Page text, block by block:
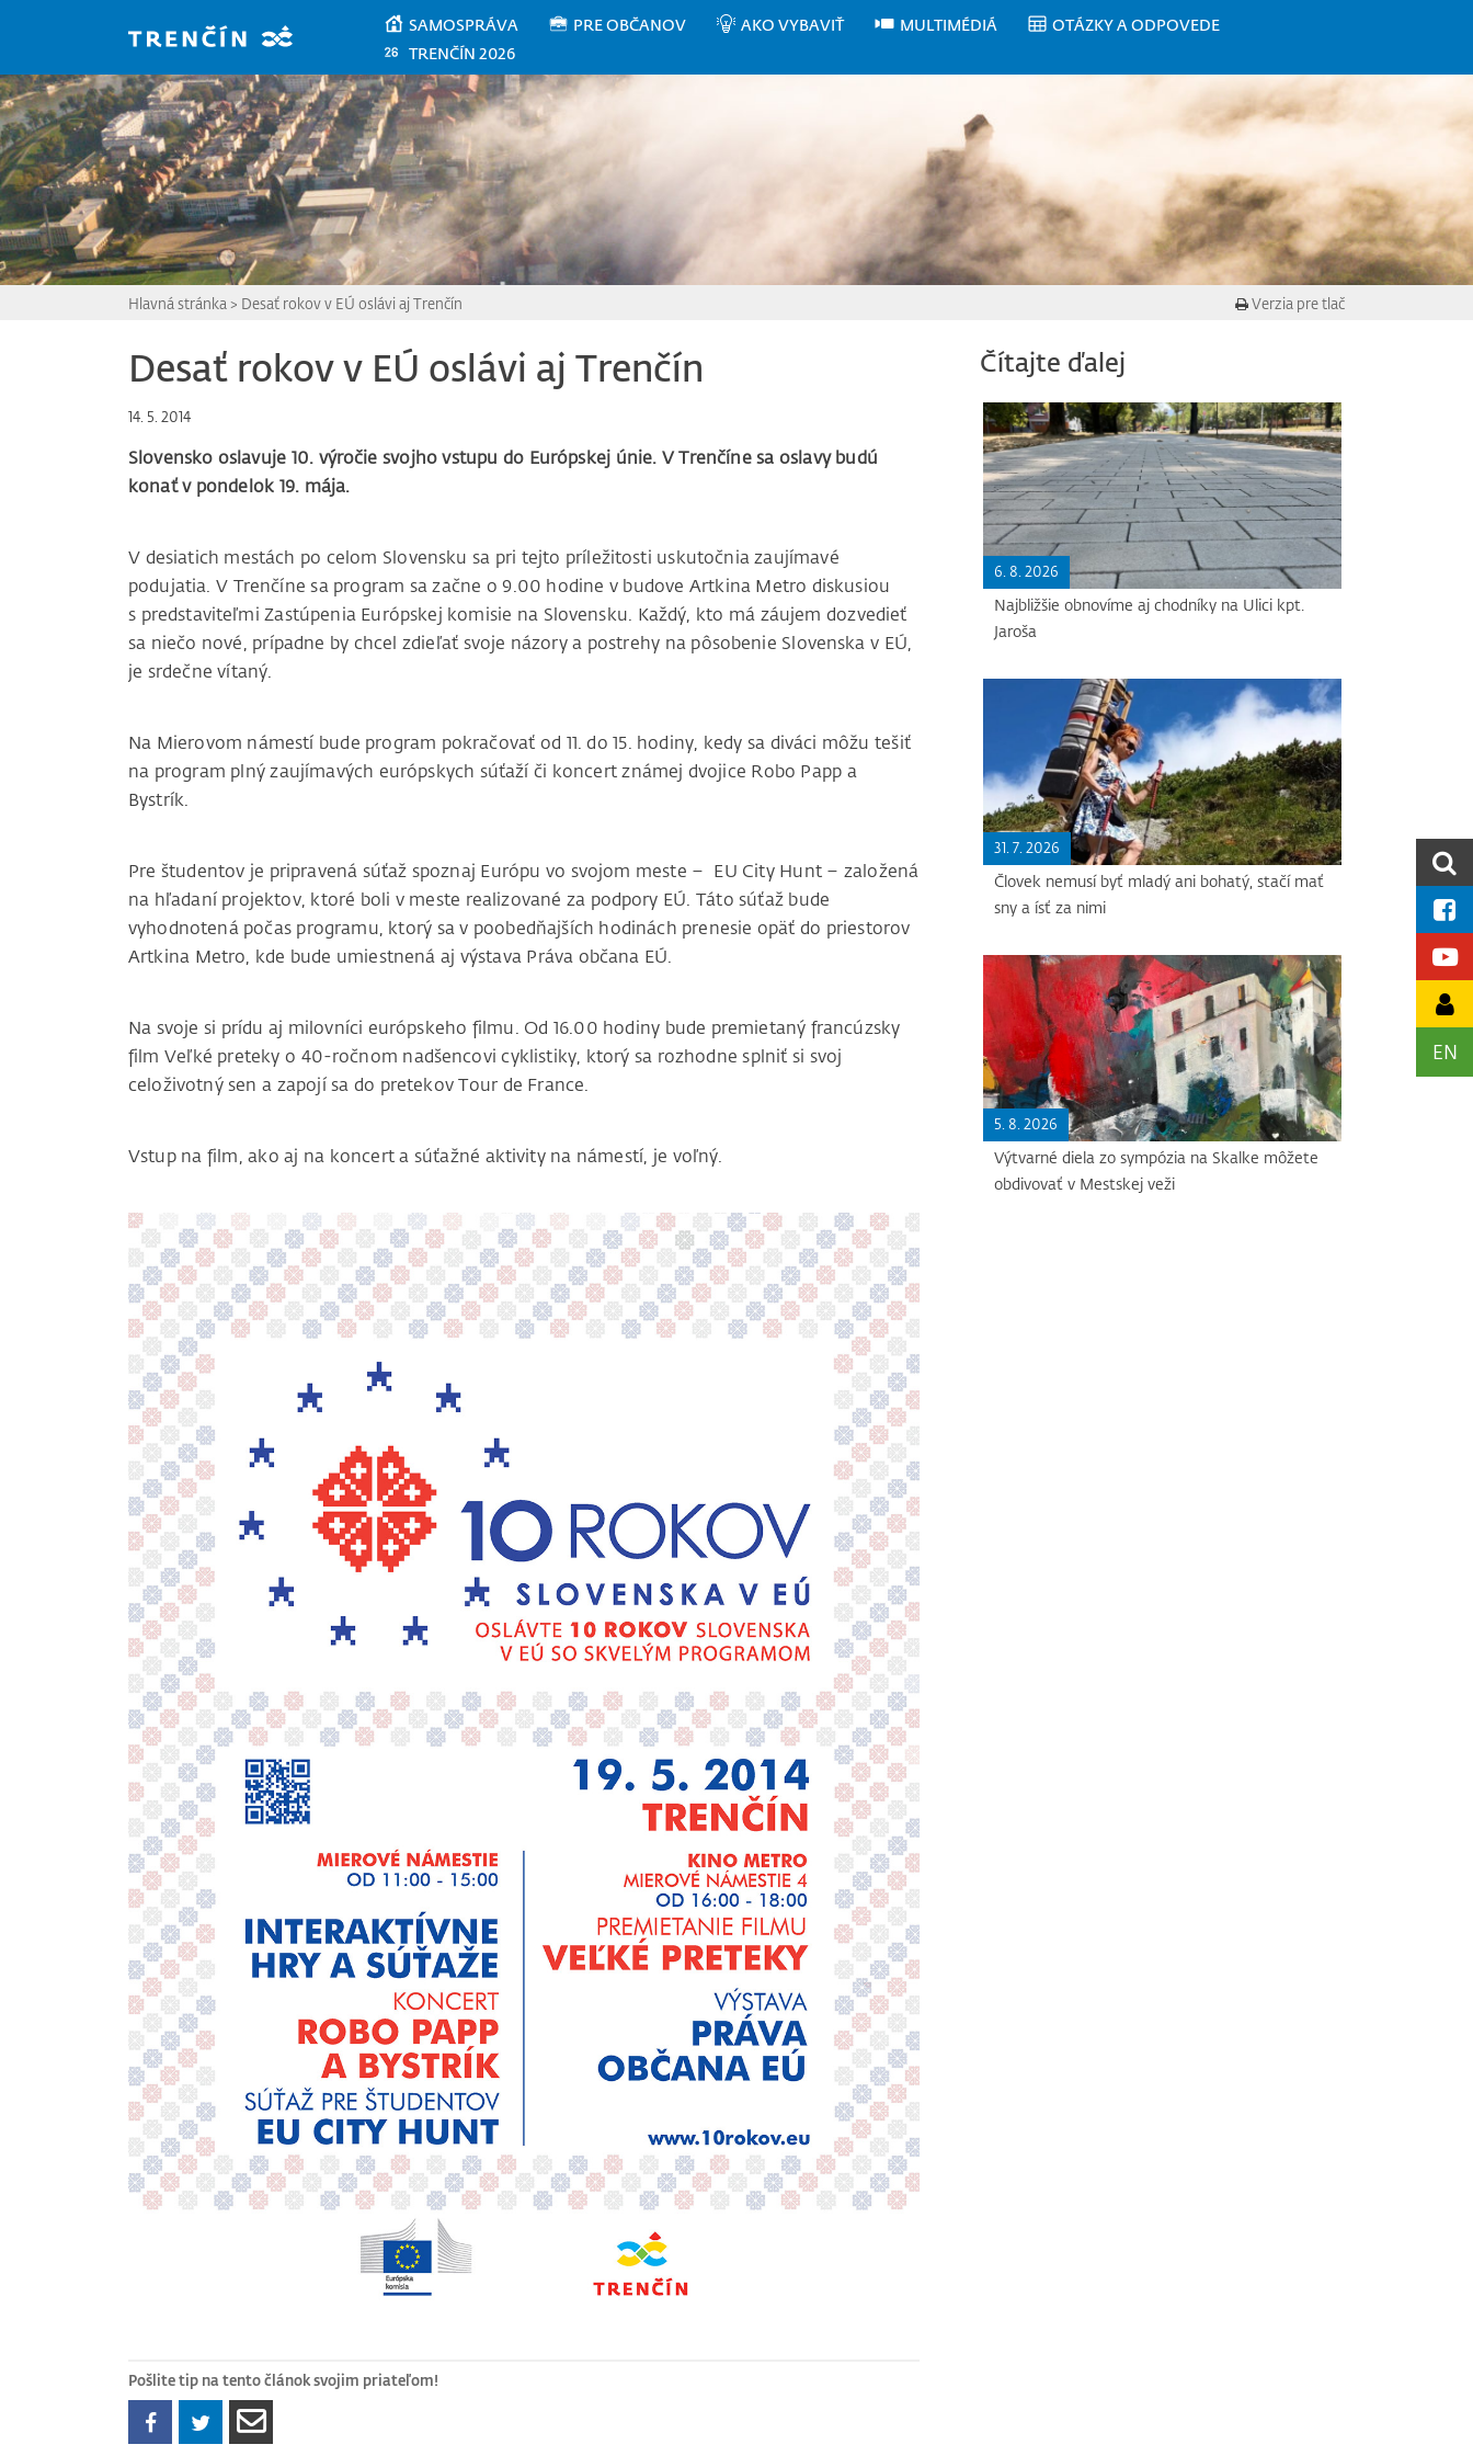
SAMOSPRÁVA PRE OBČANOV AKO VYBAVIŤ MULTIMÉDIÁ
OTÁZKY A ODPOVEDE
TRENČÍN 2026
EN
Hlavná stránka > Desať rokov v EÚ oslávi aj Trenčín Verzia pre tlač
Desať rokov v EÚ oslávi aj Trenčín
14. 5. 2014
Slovensko oslavuje 10. výročie svojho vstupu do Európskej únie. V Trenčíne sa oslavy budú
konať v pondelok 19. mája.
V desiatich mestách po celom Slovensku sa pri tejto príležitosti uskutočnia zaujímavé
podujatia. V Trenčíne sa program sa začne o 9.00 hodine v budove Artkina Metro diskusiou
s predstaviteľmi Zastúpenia Európskej komisie na Slovensku. Každý, kto má záujem dozvedieť
sa niečo nové, prípadne by chcel zdieľať svoje názory a postrehy na pôsobenie Slovenska v EÚ,
je srdečne vítaný.
Na Mierovom námestí bude program pokračovať od 11. do 15. hodiny, kedy sa diváci môžu tešiť
na program plný zaujímavých európskych súťaží či koncert známej dvojice Robo Papp a
Bystrík.
Pre študentov je pripravená súťaž spoznaj Európu vo svojom meste – EU City Hunt – založená
na hľadaní projektov, ktoré boli v meste realizované za podpory EÚ. Táto súťaž bude
vyhodnotená počas programu, ktorý sa v poobedňajších hodinách prenesie opäť do priestorov
Artkina Metro, kde bude umiestnená aj výstava Práva občana EÚ.
Na svoje si prídu aj milovníci európskeho filmu. Od 16.00 hodiny bude premietaný francúzsky
film Veľké preteky o 40-ročnom nadšencovi cyklistiky, ktorý sa rozhodne splniť si svoj
celoživotný sen a zapojí sa do pretekov Tour de France.
Vstup na film, ako aj na koncert a súťažné aktivity na námestí, je voľný.
Pošlite tip na tento článok svojim priateľom!
Čítajte ďalej
6. 8. 2026
Najbližšie obnovíme aj chodníky na Ulici kpt.
Jaroša
31. 7. 2026
Človek nemusí byť mladý ani bohatý, stačí mať
sny a ísť za nimi
5. 8. 2026
Výtvarné diela zo sympózia na Skalke môžete
obdivovať v Mestskej veži